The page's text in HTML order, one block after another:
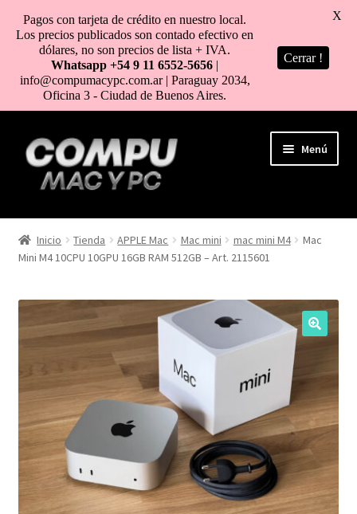
al
contenido
Menú
HOME
TIENDA
COMO COMPRAR
MI CUENTA
NOSOTROS
SERVICIOS
CONTACTO
Inicio Tienda APPLE Mac Mac mini mac mini M4
Mac
Mini M4 10CPU 10GPU 16GB RAM 512GB – Art. 2115601
Pagos con tarjeta de crédito en nuestro local.
Los precios publicados son contado efectivo en
dólares, no son precios de lista + IVA.
Whatsapp +54 9 11 6552-5656 |
info@compumacypc.com.ar | Paraguay 2034,
Oficina 3 - Ciudad de Buenos Aires.
Cerrar !
X